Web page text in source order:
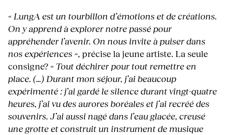
« LungA est un tourbillon d’émotions et de créations.
On y apprend à explorer notre passé pour
appréhender l’avenir. On nous invite à puiser dans
nos expériences », précise la jeune artiste. La seule
consigne? « Tout déchirer pour tout remettre en
place. (…) Durant mon séjour, j’ai beaucoup
expérimenté : j’ai gardé le silence durant vingt-quatre
heures, j’ai vu des aurores boréales et j’ai recréé des
souvenirs. J’ai aussi nagé dans l’eau glacée, creusé
une grotte et construit un instrument de musique